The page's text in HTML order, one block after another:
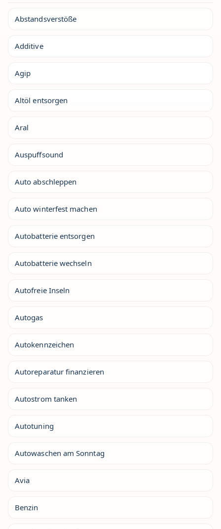
Abstandsverstöße
Additive
Agip
Altöl entsorgen
Aral
Auspuffsound
Auto abschleppen
Auto winterfest machen
Autobatterie entsorgen
Autobatterie wechseln
Autofreie Inseln
Autogas
Autokennzeichen
Autoreparatur finanzieren
Autostrom tanken
Autotuning
Autowaschen am Sonntag
Avia
Benzin